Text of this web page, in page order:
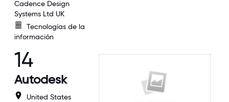
Cadence Design
Systems Ltd UK
Tecnologías de la
información
14
Autodesk
United States